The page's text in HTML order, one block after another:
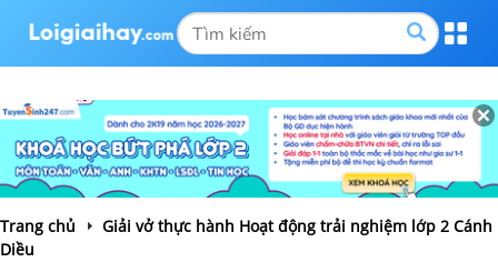
Trang chủ
Giải vở thực hành Hoạt động trải nghiệm lớp 2 Cánh
Diều